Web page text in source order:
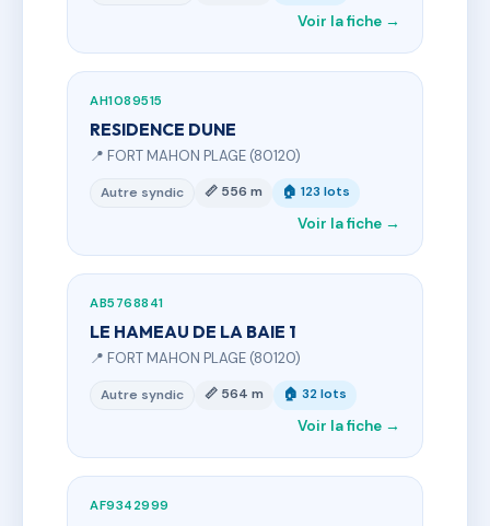
Voir la fiche →
AH1089515
RESIDENCE DUNE
📍 FORT MAHON PLAGE (80120)
Autre syndic 📏 556 m 🏠 123 lots
Voir la fiche →
AB5768841
LE HAMEAU DE LA BAIE 1
📍 FORT MAHON PLAGE (80120)
Autre syndic 📏 564 m 🏠 32 lots
Voir la fiche →
AF9342999